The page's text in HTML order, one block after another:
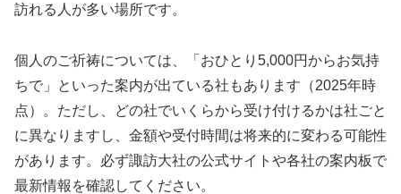
訪れる人が多い場所です。
個人のご祈祷については、「おひとり5,000円からお気持
ちで」といった案内が出ている社もあります（2025年時
点）。ただし、どの社でいくらから受け付けるかは社ごと
に異なりますし、金額や受付時間は将来的に変わる可能性
があります。必ず諏訪大社の公式サイトや各社の案内板で
最新情報を確認してください。